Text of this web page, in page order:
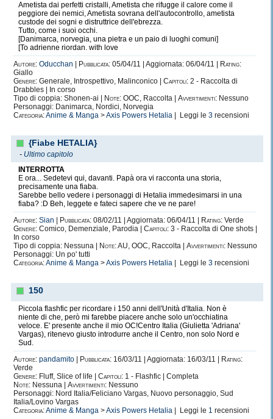
Ametista dai perfetti cristalli, Ametista che rifugge il calore come il
peggiore dei nemici, Ametista sovrana dell'autocontrollo, ametista
custode dei sogni e distruttrice dell'ebrezza.
Tutto, come i suoi occhi.
[Danimarca, norvegia, una pietra e un paio di luoghi comuni]
[To adrienne riordan. with love
Autore: Oducchan Pubblicata: 05/04/11 | Aggiornata: 06/04/11 |
Rating:
Giallo
Genere: Generale, Introspettivo, Malinconico | Capitoli: 2 - Raccolta di
Drabbles | In corso
Tipo di coppia: Shonen-ai |
Note: OOC, Raccolta | Avvertimenti: Nessuno
Personaggi: Danimarca, Nordici, Norvegia
Categoria:Anime & Manga >Axis Powers Hetalia | Leggi le 3 recensioni
{Fiabe HETALIA}
- Ultimo capitolo
INTERROTTA
E ora... Sedetevi qui, davanti. Papà ora vi racconta una storia,
precisamente una fiaba.
Sarebbe bello vedere i personaggi di Hetalia immedesimarsi in una
fiaba? :D Beh, leggete e fateci sapere che ve ne pare!
Autore: Sian Pubblicata: 08/02/11 | Aggiornata: 06/04/11 | Rating: Verde
Genere: Comico, Demenziale, Parodia | Capitoli: 3 - Raccolta di One shots |
In corso
Tipo di coppia: Nessuna |
Note:AU, OOC, Raccolta | Avvertimenti: Nessuno
Personaggi: Un po' tutti
Categoria:Anime & Manga >Axis Powers Hetalia | Leggi le 3 recensioni
150
Piccola flashfic per ricordare i 150 anni dell'Unità d'Italia. Non è
niente di che, però mi farebbe piacere anche solo un'occhiatina
veloce. E' presente anche il mio OC!Centro Italia (Giulietta 'Adriana'
Vargas), ritenevo giusto introdurre anche il Centro, non solo Nord e
Sud.
Autore: pandamito Pubblicata: 16/03/11 | Aggiornata: 16/03/11 |
Rating:
Verde
Genere: Fluff, Slice of life | Capitoli: 1 - Flashfic | Completa
Note: Nessuna | Avvertimenti: Nessuno
Personaggi: Nord Italia/Feliciano Vargas, Nuovo personaggio, Sud
Italia/Lovino Vargas
Categoria:Anime & Manga >Axis Powers Hetalia | Leggi le 1 recensioni